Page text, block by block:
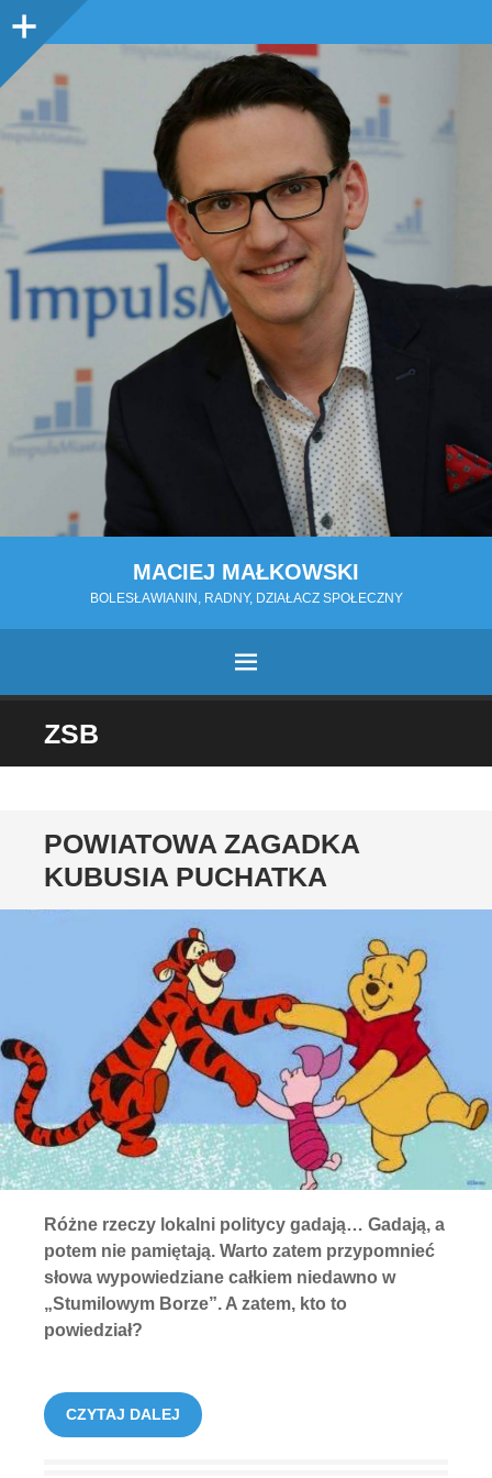
Panel
MACIEJ MAŁKOWSKI
BOLESŁAWIANIN, RADNY, DZIAŁACZ SPOŁECZNY
MENU
PRZESKOCZ
ZSB
POWIATOWA ZAGADKA
KUBUSIA PUCHATKA
Różne rzeczy lokalni politycy gadają… Gadają, a
potem nie pamiętają. Warto zatem przypomnieć
słowa wypowiedziane całkiem niedawno w
„Stumilowym Borze”. A zatem, kto to
powiedział?
CZYTAJ DALEJ